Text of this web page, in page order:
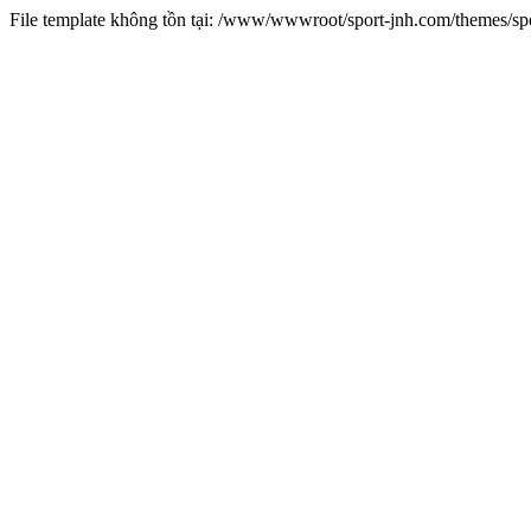
File template không tồn tại: /www/wwwroot/sport-jnh.com/themes/